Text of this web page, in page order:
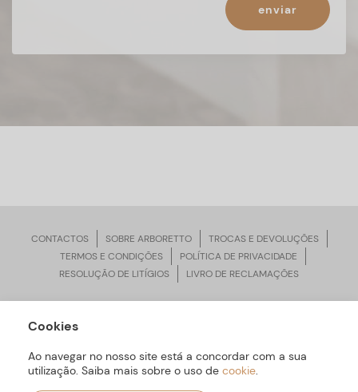
enviar
CONTACTOS SOBRE ARBORETTO
TROCAS E DEVOLUÇÕES
TERMOS E CONDIÇÕES
POLÍTICA DE PRIVACIDADE
RESOLUÇÃO DE LITÍGIOS
LIVRO DE RECLAMAÇÕES
ARBORETTO © Todos os Direitos Reservados | Desenvolvido por
Cookies
Ao navegar no nosso site está a concordar com a sua
utilização. Saiba mais sobre o uso de cookie.